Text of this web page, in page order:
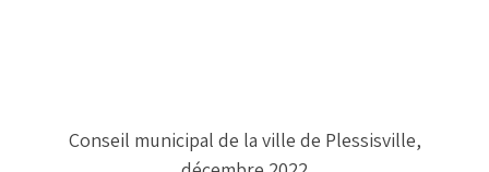
Conseil municipal de la ville de Plessisville,